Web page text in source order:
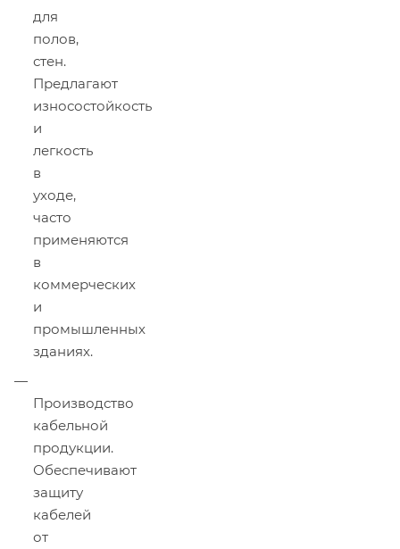
для
полов,
стен.
Предлагают
износостойкость
и
легкость
в
уходе,
часто
применяются
в
коммерческих
и
промышленных
зданиях.
Производство
кабельной
продукции.
Обеспечивают
защиту
кабелей
от